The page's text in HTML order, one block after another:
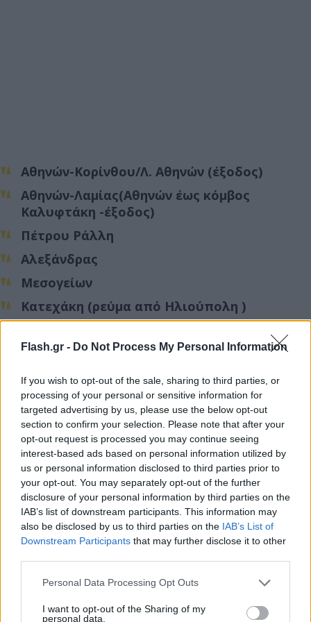
Flash.gr - Do Not Process My Personal Information
If you wish to opt-out of the sale, sharing to third parties, or
processing of your personal or sensitive information for
targeted advertising by us, please use the below opt-out
section to confirm your selection. Please note that after your
opt-out request is processed you may continue seeing
interest-based ads based on personal information utilized by
us or personal information disclosed to third parties prior to
your opt-out. You may separately opt-out of the further
disclosure of your personal information by third parties on the
IAB’s list of downstream participants. This information may
also be disclosed by us to third parties on the IAB’s List of
Downstream Participants that may further disclose it to other
Please note that this website/app uses one or more Google
not limited to your visit or usage behaviour. You may click to
Personal Data Processing Opt Outs
I want to opt-out of the Sharing of my
personal data.
Αθηνών-Κορίνθου/Λ. Αθηνών (έξοδος)
Αθηνών-Λαμίας(Αθηνών έως κόμβος
Καλυφτάκη -έξοδος)
Πέτρου Ράλλη
Αλεξάνδρας
Μεσογείων
Κατεχάκη (ρεύμα από Ηλιούπολη )
Λ. Κηφισίας (κάθοδος)
Βασ. Σοφίας (άνοδος)
Βασ. Σοφίας (κάθοδος)
Βασ. Κωνσταντίνου
Καλλιρρόης
Λ. Συγγρού (άνοδος)
Λ. Ηλιουπόλεως
Σταδίου
Λιμάνι Πειραιά
Λ. Ποσειδώνος (Αλίμου έως Καραϊσκάκη
-ρεύμα προς Πειραιά)
Βάρης-Κορωπίου